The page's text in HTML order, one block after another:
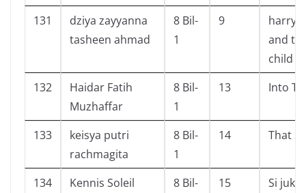
131
dziya zayyanna
tasheen ahmad
8 Bil-
1
9
harry
and
child
132
Haidar Fatih
Muzhaffar
8 Bil-
1
13 Into
133
keisya putri
rachmagita
8 Bil-
1
14 That
134
Kennis Soleil
8 Bil-
15
Si juki